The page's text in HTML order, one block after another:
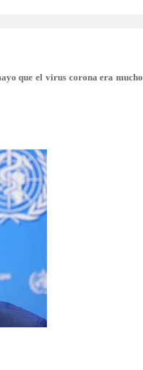
que el virus corona era mucho